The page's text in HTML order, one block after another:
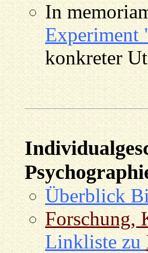
In
Experiment
konkreter
Überblick
Forschung,
Linkliste zu